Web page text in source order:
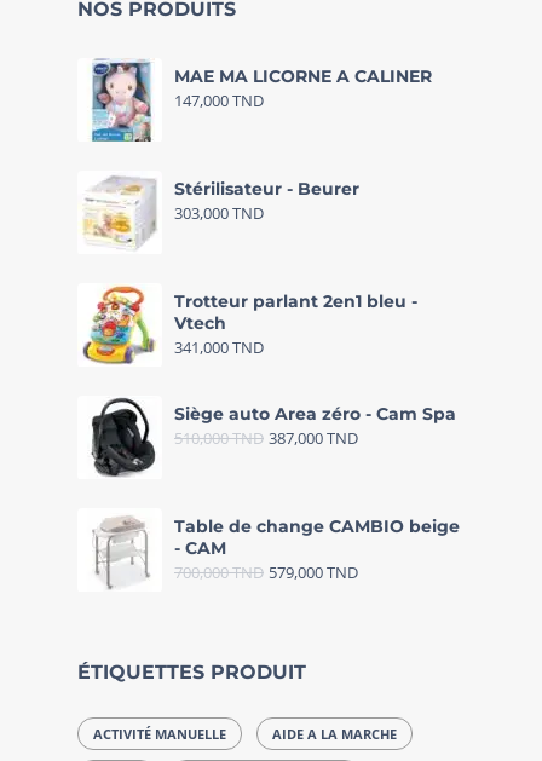
NOS PRODUITS
MAE MA LICORNE A CALINER
147,000TND
Stérilisateur - Beurer
303,000TND
Trotteur parlant 2en1 bleu -
Vtech
341,000TND
Siège auto Area zéro - Cam Spa
510,000TND 387,000TND
Table de change CAMBIO beige
- CAM
700,000TND 579,000TND
ÉTIQUETTES PRODUIT
ACTIVITÉ MANUELLE AIDE A LA MARCHE